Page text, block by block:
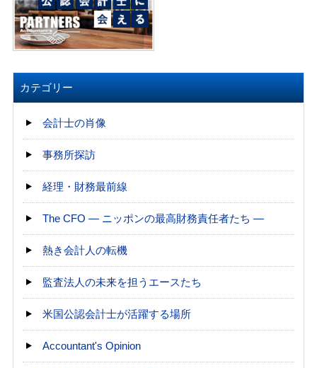
カテゴリー
会計士の肖像
事務所探訪
経理・財務最前線
The CFO ― ニッポンの最高財務責任者たち ―
熱き会計人の転機
監査法人の未来を担うエースたち
米国公認会計士が活躍する場所
Accountant's Opinion